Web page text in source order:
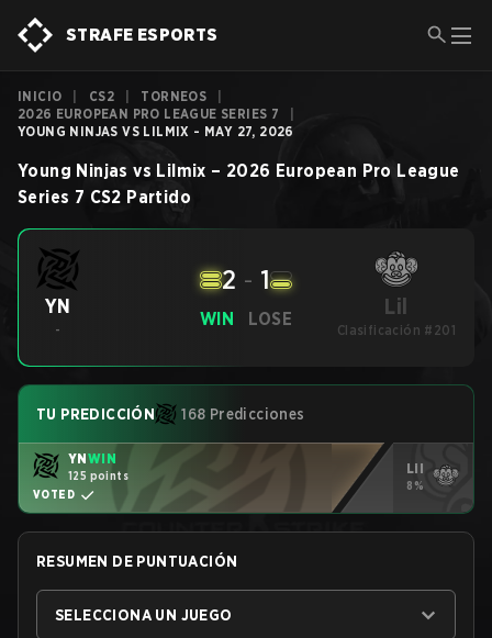
STRAFE ESPORTS
INICIO CS2 TORNEOS
2026 EUROPEAN PRO LEAGUE SERIES 7
YOUNG NINJAS VS LILMIX - MAY 27, 2026
Young Ninjas vs Lilmix – 2026 European Pro League
Series 7 CS2 Partido
YN
-
WIN
2 - 1
LOSE Lil
Clasificación #201
TU PREDICCIÓN 168 Predicciones
YNWIN
125 points
VOTED
Lil
8%
RESUMEN DE PUNTUACIÓN
SELECCIONA UN JUEGO